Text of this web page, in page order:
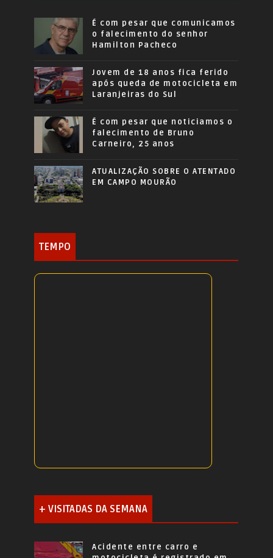
É com pesar que comunicamos
o falecimento do senhor
Hamilton Pacheco
Jovem de 18 anos fica ferido
após queda de motocicleta em
Laranjeiras do Sul
É com pesar que noticiamos o
falecimento de Bruno
Carneiro, 25 anos
ATUALIZAÇÃO SOBRE O ATENTADO
EM CAMPO MOURÃO
TEMPO
+ VISITADAS DA SEMANA
Acidente entre carro e